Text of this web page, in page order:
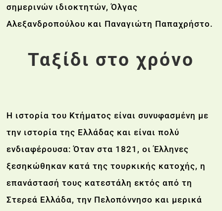
σημερινών ιδιοκτητών, Όλγας
Αλεξανδροπούλου και Παναγιώτη Παπαχρήστο.
Ταξίδι στο χρόνο
Η ιστορία του Κτήματος είναι συνυφασμένη με
την ιστορία της Ελλάδας και είναι πολύ
ενδιαφέρουσα: Όταν στα 1821, οι Έλληνες
ξεσηκώθηκαν κατά της τουρκικής κατοχής, η
επανάστασή τους κατεστάλη εκτός από τη
Στερεά Ελλάδα, την Πελοπόννησο και μερικά